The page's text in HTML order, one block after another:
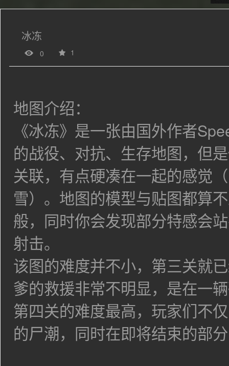
冰冻
0 1
地图介绍：
《冰冻》是一张由国外作者
的战役、对抗、生存地图，但
关联，有点硬凑在一起的感觉
雪）。地图的模型与贴图都算
般，同时你会发现部分特感会
射击。
该图的难度并不小，第三关就
爹的救援非常不明显，是在一
第四关的难度最高，玩家们不
的尸潮，同时在即将结束的部